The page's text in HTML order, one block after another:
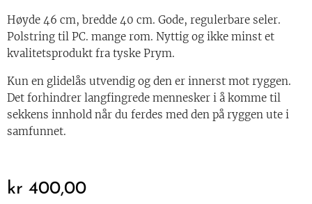
Høyde 46 cm, bredde 40 cm. Gode, regulerbare seler.
Polstring til PC. mange rom. Nyttig og ikke minst et
kvalitetsprodukt fra tyske Prym.
Kun en glidelås utvendig og den er innerst mot ryggen.
Det forhindrer langfingrede mennesker i å komme til
sekkens innhold når du ferdes med den på ryggen ute i
samfunnet.
kr 400,00